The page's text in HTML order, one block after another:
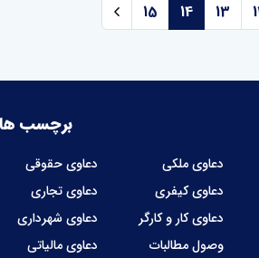
13
14
15
برچسب ها
دعاوی ملکی دعاوی حقوقی
دعاوی کیفری
دعاوی تجاری
دعاوی کار و کارگر
دعاوی شهرداری
وصول مطالبات
دعاوی مالیاتی